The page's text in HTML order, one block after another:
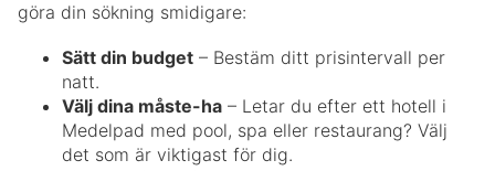
göra din sökning smidigare:
Sätt din budget – Bestäm ditt prisintervall per
natt.
Välj dina måste-ha – Letar du efter ett hotell i
Medelpad med pool, spa eller restaurang? Välj
det som är viktigast för dig.